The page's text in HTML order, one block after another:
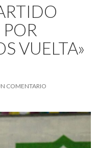
VUELTA»
COMENTARIO